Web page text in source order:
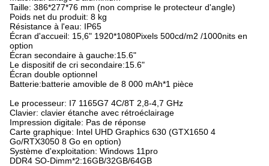
Taille: 386*277*76 mm (non comprise le protecteur d'angle)
Poids net du produit: 8 kg
Résistance à l'eau: IP65
Écran d'accueil: 15,6" 1920*1080Pixels 500cd/m2 /1000nits en
option
Écran secondaire à gauche:15.6"
Le dispositif de cri secondaire:15.6"
Écran double optionnel
Batterie:batterie amovible de 8 000 mAh*1 pièce
Le processeur: I7 1165G7 4C/8T 2,8-4,7 GHz
Clavier: clavier étanche avec rétroéclairage
Impression digitale: Pas de réponse
Carte graphique: Intel UHD Graphics 630 (GTX1650 4
Go/RTX3050 8 Go en option)
Système d'exploitation: Windows 11pro
DDR4 SO-Dimm*2:16GB/32GB/64GB